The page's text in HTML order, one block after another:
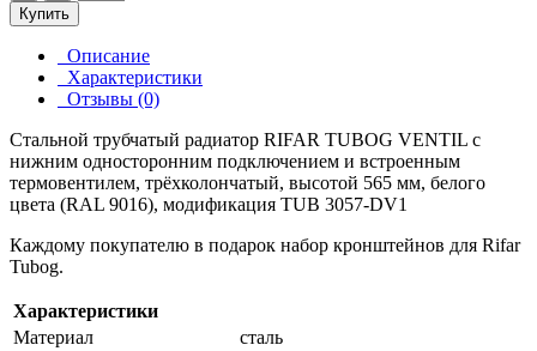
Купить
Описание
Характеристики
Отзывы (0)
Стальной трубчатый радиатор RIFAR TUBOG VENTIL с
нижним односторонним подключением и встроенным
термовентилем, трёхколончатый, высотой 565 мм, белого
цвета (RAL 9016), модификация TUB 3057-DV1
Каждому покупателю в подарок набор кронштейнов для Rifar
Tubog.
Характеристики
Материал
сталь